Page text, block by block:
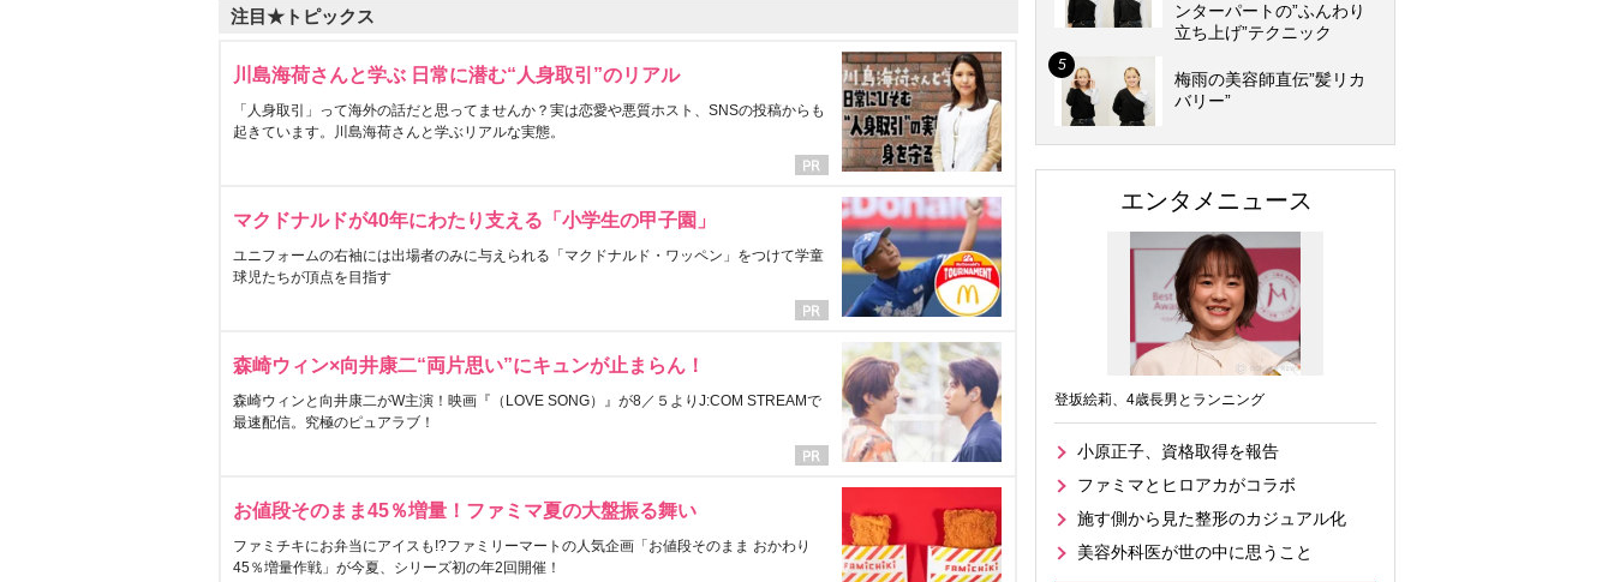
注目★トピックス
川島海荷さんと学ぶ 日常に潜む“人身取引”のリアル
「人身取引」って海外の話だと思ってませんか？実は恋愛や悪質ホスト、SNSの投稿からも
起きています。川島海荷さんと学ぶリアルな実態。
マクドナルドが40年にわたり支える「小学生の甲子園」
ユニフォームの右袖には出場者のみに与えられる「マクドナルド・ワッペン」をつけて学童
球児たちが頂点を目指す
森崎ウィン×向井康二“両片思い”にキュンが止まらん！
森崎ウィンと向井康二がW主演！映画『（LOVE SONG）』が8／５よりJ:COM STREAMで
最速配信。究極のピュアラブ！
お値段そのまま45％増量！ファミマ夏の大盤振る舞い
ファミチキにお弁当にアイスも!?ファミリーマートの人気企画「お値段そのまま おかわり
45％増量作戦」が今夏、シリーズ初の年2回開催！
ンターパートの”ふんわり
立ち上げ”テクニック
梅雨の美容師直伝”髪リカ
バリー”
エンタメニュース
登坂絵莉、4歳長男とランニング
小原正子、資格取得を報告
ファミマとヒロアカがコラボ
施す側から見た整形のカジュアル化
美容外科医が世の中に思うこと